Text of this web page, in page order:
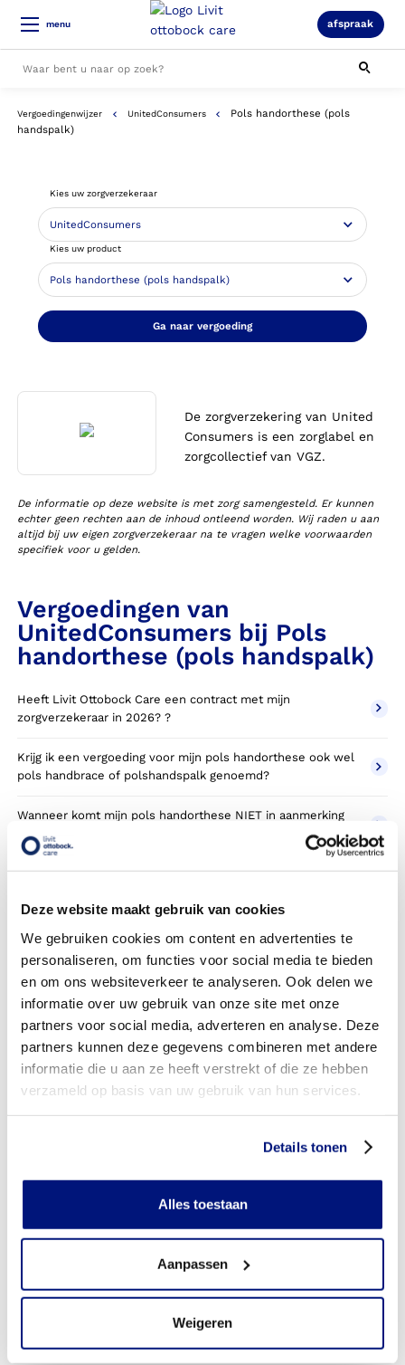
Deze website maakt gebruik van cookies
We gebruiken cookies om content en advertenties te
personaliseren, om functies voor social media te bieden
en om ons websiteverkeer te analyseren. Ook delen we
informatie over uw gebruik van onze site met onze
partners voor social media, adverteren en analyse. Deze
partners kunnen deze gegevens combineren met andere
informatie die u aan ze heeft verstrekt of die ze hebben
verzameld op basis van uw gebruik van hun services.
Details tonen
Alles toestaan
Aanpassen
Weigeren
menu afspraak
Alle resultaten
Vergoedingenwijzer UnitedConsumers
Pols handorthese (pols
handspalk)
Kies uw zorgverzekeraar
Kies uw product
Ga naar vergoeding
De zorgverzekering van United
Consumers is een zorglabel en
zorgcollectief van VGZ.
De informatie op deze website is met zorg samengesteld. Er kunnen
echter geen rechten aan de inhoud ontleend worden. Wij raden u aan
altijd bij uw eigen zorgverzekeraar na te vragen welke voorwaarden
specifiek voor u gelden.
Vergoedingen van
UnitedConsumers bij Pols
handorthese (pols handspalk)
Heeft Livit Ottobock Care een contract met mijn
zorgverzekeraar in 2026? ?
Krijg ik een vergoeding voor mijn pols handorthese ook wel
pols handbrace of polshandspalk genoemd?
Wanneer komt mijn pols handorthese NIET in aanmerking
voor vergoeding via mijn zorgverzekeraar?
Wordt mijn pols handorthese vergoed uit de
Wordt mijn pols handorthese vergoed vanuit een
aanvullende verzekering?
Is de pols handorthese individueel vervaardigd of
verkrijgbaar in confectie standaard uitvoeringen?
Is de pols handorthese mijn eigendom?
Wanneer mag mijn pols handorthese vervangen worden?
toestemming nodig van mijn zorgverzekeraar?
Kan ik een reserve pols handorthese vergoed krijgen?
Wat valt er binnen de vergoeding van een pols
handorthese?
betaald door mijn zorgverzekering?